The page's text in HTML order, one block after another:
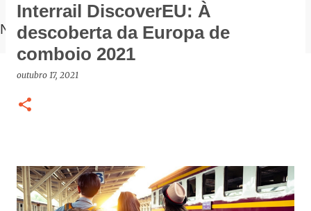
NOTÍCIAS
Interrail DiscoverEU: À
descoberta da Europa de
comboio 2021
outubro 17, 2021